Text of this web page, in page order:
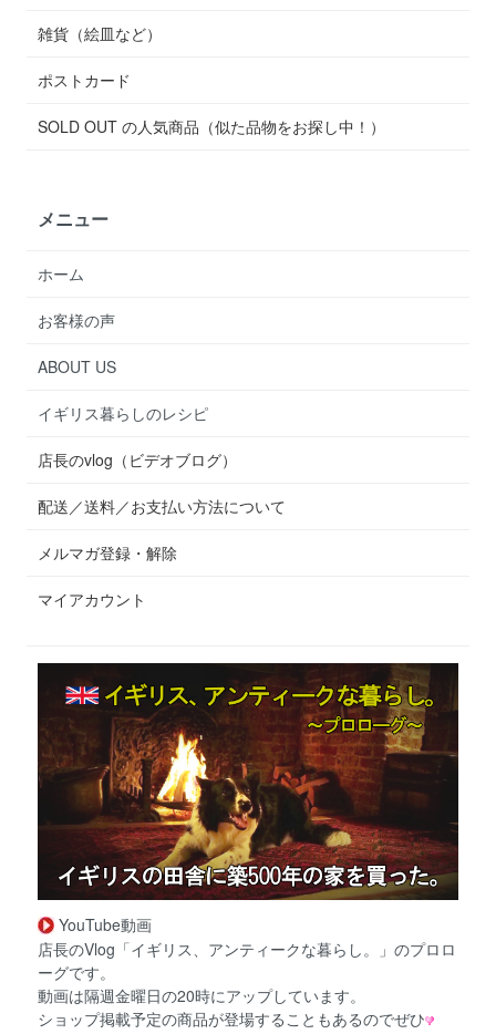
雑貨（絵皿など）
ポストカード
SOLD OUT の人気商品（似た品物をお探し中！）
メニュー
ホーム
お客様の声
ABOUT US
イギリス暮らしのレシピ
店長のvlog（ビデオブログ）
配送／送料／お支払い方法について
メルマガ登録・解除
マイアカウント
YouTube動画
店長のVlog「イギリス、アンティークな暮らし。」のプロロ
ーグです。
動画は隔週金曜日の20時にアップしています。
ショップ掲載予定の商品が登場することもあるのでぜひ